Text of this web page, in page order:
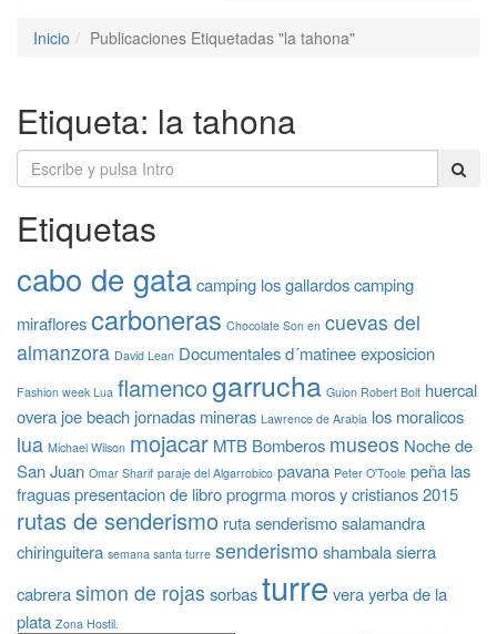
Inicio Publicaciones Etiquetadas "la tahona"
Etiqueta: la tahona
Etiquetas
cabo de gatacamping los gallardoscamping
miraflorescarboneras Chocolate Son en cuevas del
almanzora David Lean Documentalesd´matineeexposicion
Fashion week Lua flamencogarrucha Guion Robert Bolt huercal
overa joe beach jornadas mineras Lawrence de Arabia los moralicos
lua Michael Wilson mojacar MTB Bomberos museos Noche de
San Juan Omar Sharif paraje del Algarrobico pavana Peter O'Toole peña las
fraguaspresentacion de libroprogrma moros y cristianos 2015
rutas de senderismo ruta senderismosalamandra
chiringuitera semana santa turre senderismo shambalasierra
cabrerasimon de rojas sorbasturre verayerba de la
plata Zona Hostil.